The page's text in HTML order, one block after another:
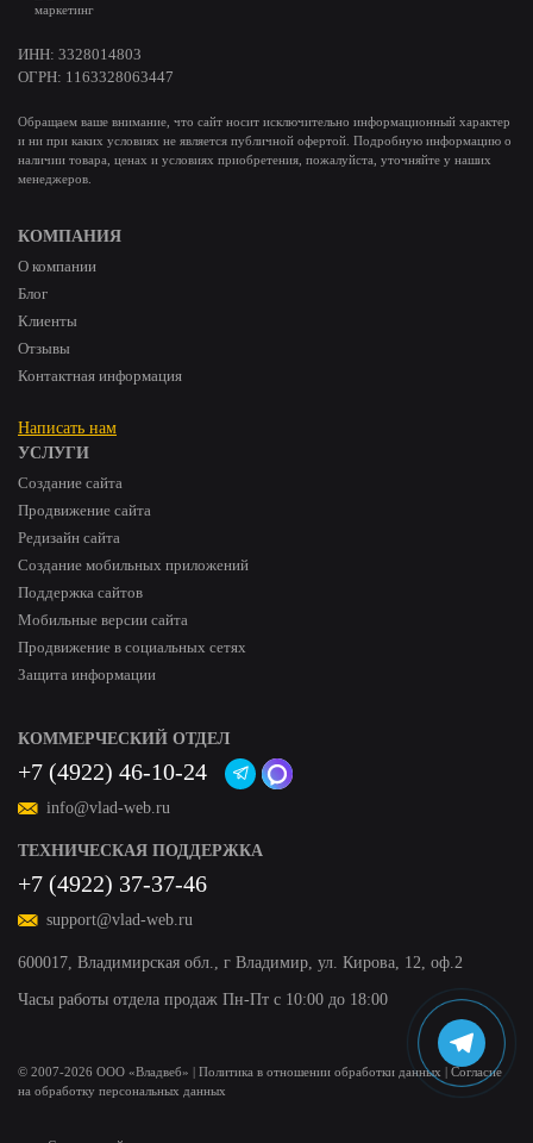
ИНН: 3328014803
ОГРН: 1163328063447
Обращаем ваше внимание, что сайт носит исключительно информационный характер
и ни при каких условиях не является публичной офертой. Подробную информацию о
наличии товара, ценах и условиях приобретения, пожалуйста, уточняйте у наших
менеджеров.
УСЛУГИ
Создание сайта
Продвижение сайта
Редизайн сайта
Создание мобильных приложений
Поддержка сайтов
Мобильные версии сайта
Продвижение в социальных сетях
Защита информации
КОМПАНИЯ
О компании
Блог
Клиенты
Отзывы
Контактная информация
Написать нам
КОММЕРЧЕСКИЙ ОТДЕЛ
+7 (4922) 46-10-24
info@vlad-web.ru
ТЕХНИЧЕСКАЯ ПОДДЕРЖКА
+7 (4922) 37-37-46
support@vlad-web.ru
600017, Владимирская обл., г Владимир, ул. Кирова, 12, оф.2
Часы работы отдела продаж Пн-Пт с 10:00 до 18:00
© 2007-2026 ООО «Владвеб» | Политика в отношении обработки данных | Согласие
на обработку персональных данных